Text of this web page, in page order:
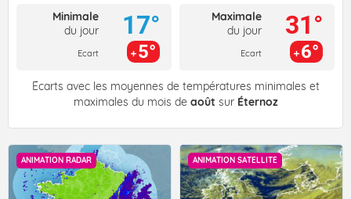
Minimale
du jour
Ecart
17°
5°
Maximale
du jour
Ecart
31°
6°
Écarts avec les moyennes de températures minimales et
maximales du mois de août sur Éternoz
ANIMATION RADAR ANIMATION SATELLITE